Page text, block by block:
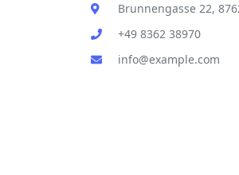
Brunnengasse 22,
+49 8362 38970
info@example.com